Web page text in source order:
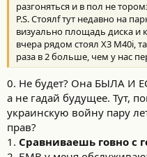
разгоняться и в пол не
P.S. Стоялf тут недавно на
визуально площадь диска и
вчера рядом стоял X3 M40i,
раза в 2 больше, чем у нас
0. Не будет? Она БЫЛА И
а не гадай будущее. Тут,
украинскую войну пару
прав?
1. Сравниваешь говно с